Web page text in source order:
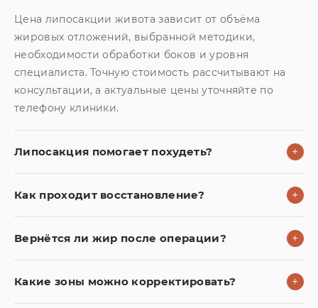
Цена липосакции живота зависит от объёма
жировых отложений, выбранной методики,
необходимости обработки боков и уровня
специалиста. Точную стоимость рассчитывают на
консультации, а актуальные цены уточняйте по
телефону клиники.
Липосакция помогает похудеть? +
Как проходит восстановление? +
Вернётся ли жир после операции? +
Какие зоны можно корректировать? +